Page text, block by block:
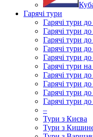
Гарячі тури
Гарячі тури
Гарячі тури
Гарячі тури до
Гарячі тури
Гарячі тури до
Гарячі тури
Гарячі тури до
Гарячі тури до
Гарячі тури
Гарячі тури
–
Тури з Києва
Тури з